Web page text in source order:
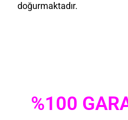
doğurmaktadır.
%100